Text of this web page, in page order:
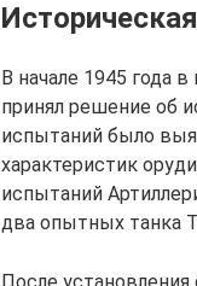
В начале 1945 года
принял решение об
испытаний было
характеристик
испытаний
два опытных танка